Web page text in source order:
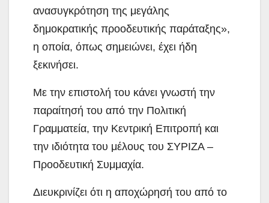
ανασυγκρότηση της μεγάλης
δημοκρατικής προοδευτικής παράταξης»,
η οποία, όπως σημειώνει, έχει ήδη
ξεκινήσει.
Με την επιστολή του κάνει γνωστή την
παραίτησή του από την Πολιτική
Γραμματεία, την Κεντρική Επιτροπή και
την ιδιότητα του μέλους του ΣΥΡΙΖΑ –
Προοδευτική Συμμαχία.
Διευκρινίζει ότι η αποχώρησή του από το